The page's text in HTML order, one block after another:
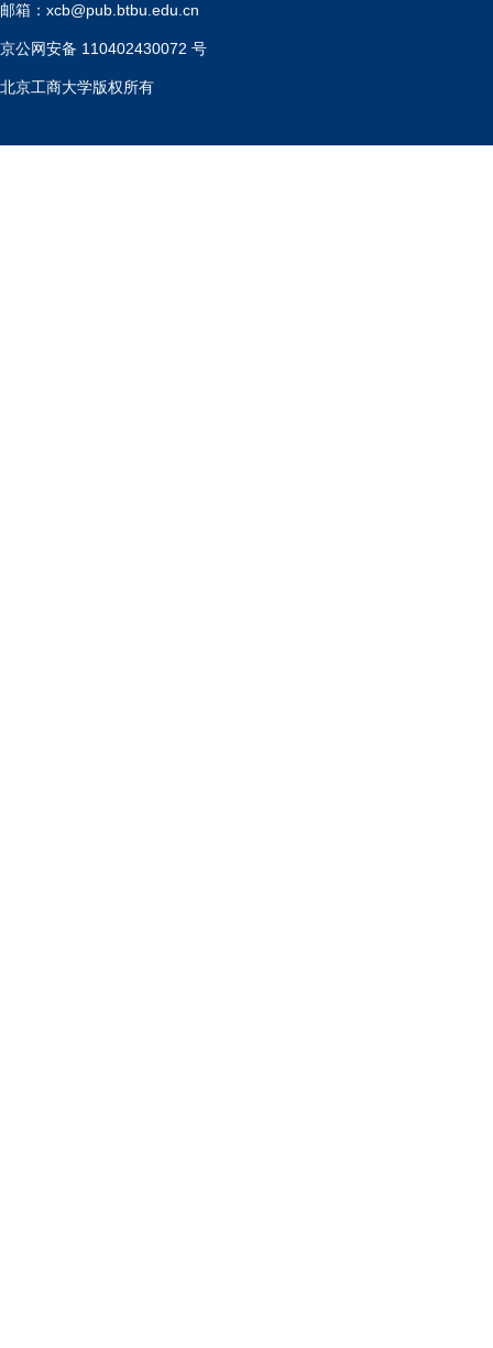
邮箱：xcb@pub.btbu.edu.cn
京公网安备 110402430072 号
北京工商大学版权所有